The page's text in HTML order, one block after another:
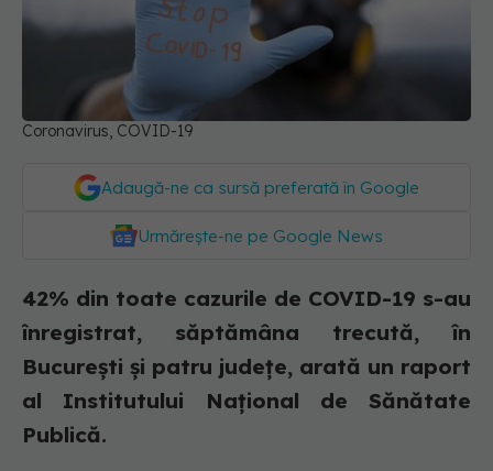
Coronavirus, COVID-19
Adaugă-ne ca sursă preferată în Google
Urmărește-ne pe Google News
42% din toate cazurile de COVID-19 s-au
înregistrat, săptămâna trecută, în
București și patru județe, arată un raport
al Institutului Național de Sănătate
Publică.